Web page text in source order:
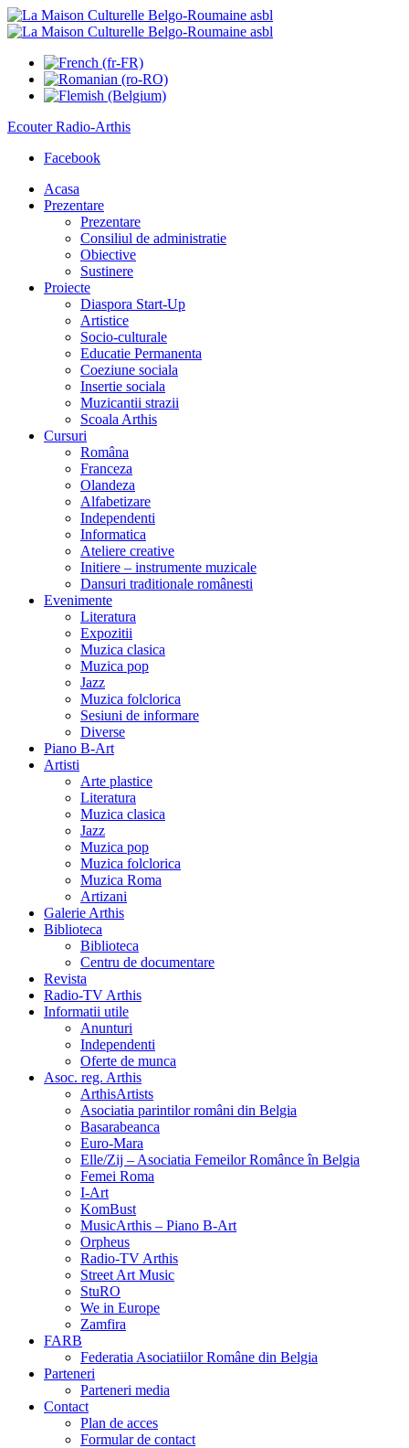
EcouterRadio-Arthis
Facebook
Acasa
Prezentare
Prezentare
Consiliul de administratie
Obiective
Sustinere
Proiecte
Diaspora Start-Up
Artistice
Socio-culturale
Educatie Permanenta
Coeziune sociala
Insertie sociala
Muzicantii strazii
Scoala Arthis
Cursuri
Româna
Franceza
Olandeza
Alfabetizare
Independenti
Informatica
Ateliere creative
Initiere – instrumente muzicale
Dansuri traditionale românesti
Evenimente
Literatura
Expozitii
Muzica clasica
Muzica pop
Jazz
Muzica folclorica
Sesiuni de informare
Diverse
Piano B-Art
Artisti
Arte plastice
Literatura
Muzica clasica
Jazz
Muzica pop
Muzica folclorica
Muzica Roma
Artizani
Galerie Arthis
Biblioteca
Biblioteca
Centru de documentare
Revista
Radio-TV Arthis
Informatii utile
Anunturi
Independenti
Oferte de munca
Asoc. reg. Arthis
ArthisArtists
Asociatia parintilor români din Belgia
Basarabeanca
Euro-Mara
Elle/Zij – Asociatia Femeilor Românce în Belgia
Femei Roma
I-Art
KomBust
MusicArthis – Piano B-Art
Orpheus
Radio-TV Arthis
Street Art Music
StuRO
We in Europe
Zamfira
FARB
Federatia Asociatiilor Române din Belgia
Parteneri
Parteneri media
Contact
Plan de acces
Formular de contact